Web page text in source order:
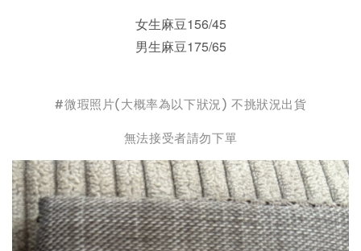
女生麻豆156/45
男生麻豆175/65
#微瑕照片(大概率為以下狀況) 不挑狀況出貨
無法接受者請勿下單